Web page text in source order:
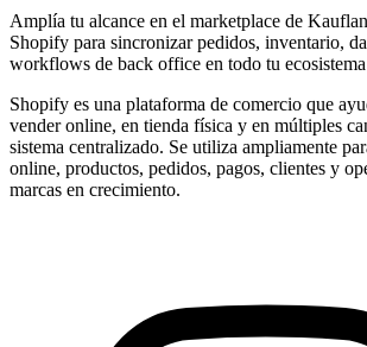
Amplía tu alcance en el marketplace de
Shopify para sincronizar pedidos, inventario,
workflows de back office en todo tu
Shopify es una plataforma de comercio que
vender online, en tienda física y en múltiples
sistema centralizado. Se utiliza ampliamente
online, productos, pedidos, pagos, clientes y
marcas en crecimiento.